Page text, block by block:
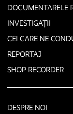
DOCUMENTARELE
INVESTIGAȚII
CEI CARE NE
REPORTAJ
SHOP RECORDER
DESPRE NOI